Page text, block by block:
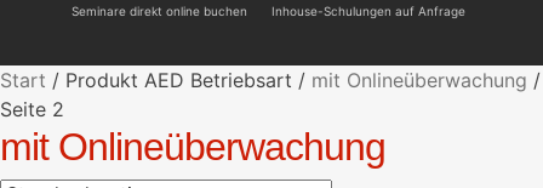
Seminare direkt online buchen
Inhouse-Schulungen auf Anfrage
Start / Produkt AED Betriebsart / mit Onlineüberwachung /
Seite 2
mit Onlineüberwachung